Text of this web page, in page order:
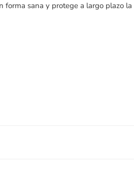
forma sana y protege a largo plazo